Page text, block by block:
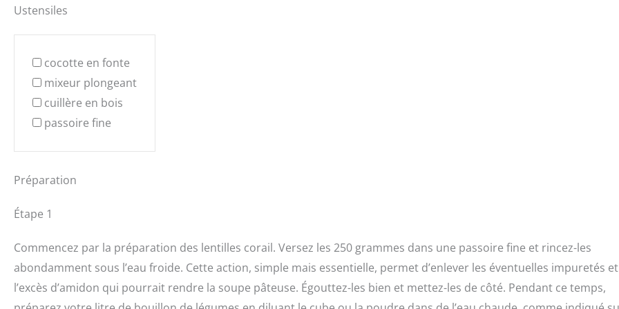
Ustensiles
cocotte en fonte
mixeur plongeant
cuillère en bois
passoire fine
Préparation
Étape 1
Commencez par la préparation des lentilles corail. Versez les 250 grammes dans une passoire fine et rincez-les
abondamment sous l’eau froide. Cette action, simple mais essentielle, permet d’enlever les éventuelles impuretés et
l’excès d’amidon qui pourrait rendre la soupe pâteuse. Égouttez-les bien et mettez-les de côté. Pendant ce temps,